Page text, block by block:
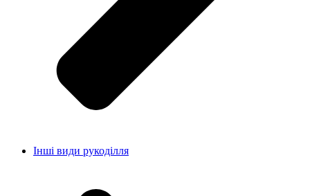
Інші види рукоділля